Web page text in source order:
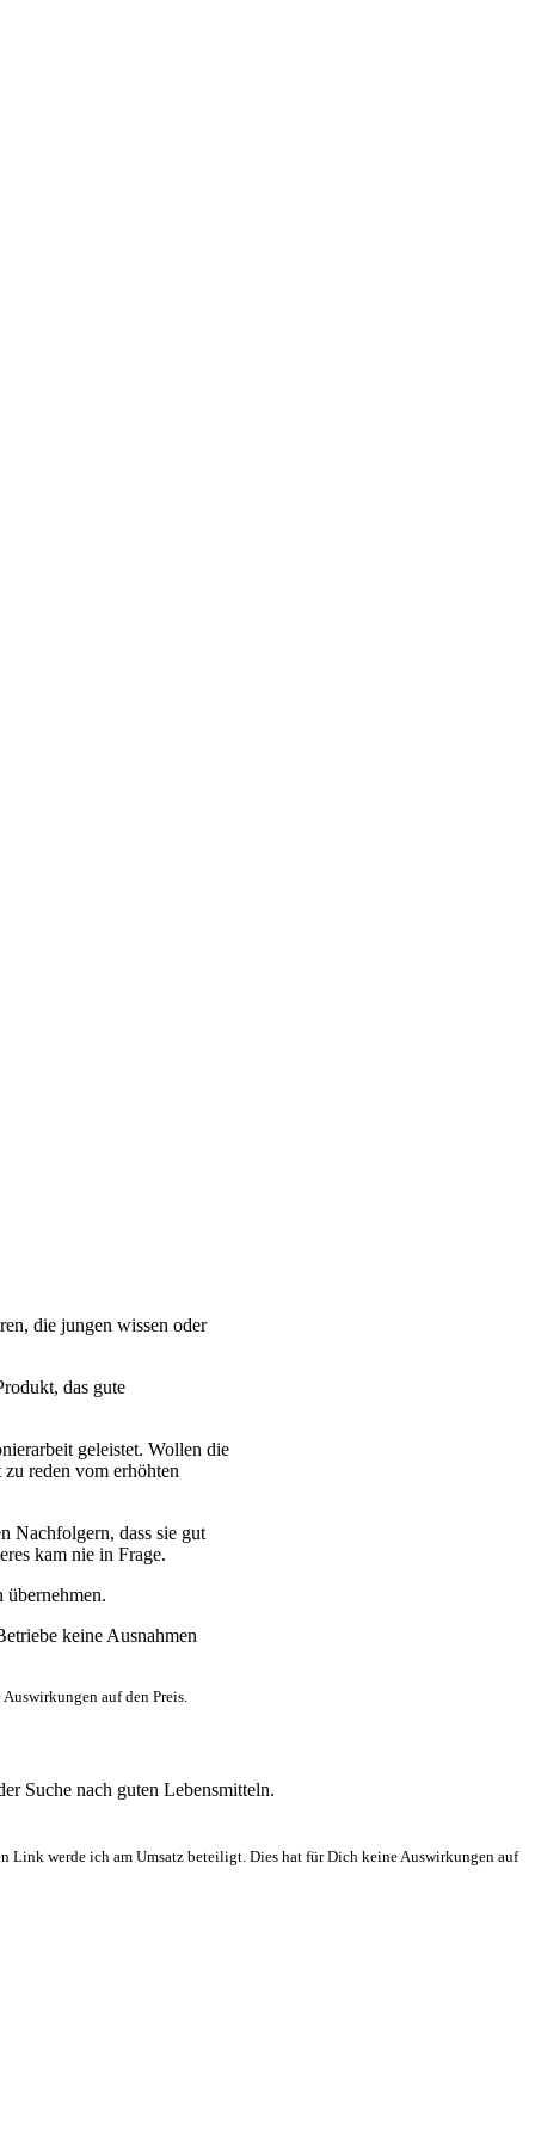
die jungen wissen oder
das gute
geleistet. Wollen die
reden vom erhöhten
Nachfolgern, dass sie gut
kam nie in Frage.
keine Ausnahmen
auf den Preis.
Suche nach guten Lebensmitteln.
Link werde ich am Umsatz beteiligt. Dies hat für Dich keine Auswirkungen auf